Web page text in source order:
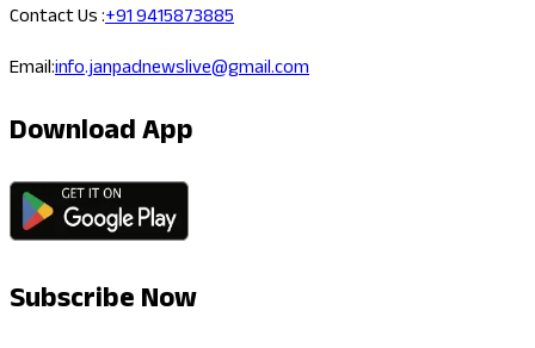
Contact Us :+91 9415873885
Email:info.janpadnewslive@gmail.com
Download App
Subscribe Now